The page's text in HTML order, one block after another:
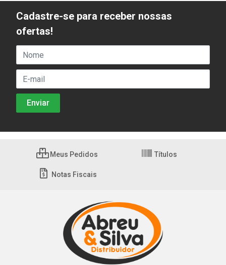
Cadastre-se para receber nossas
ofertas!
Meus Pedidos Títulos
Notas Fiscais